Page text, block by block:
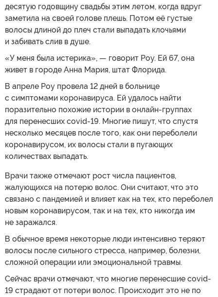
десятую годовщину свадьбы этим летом, когда вдруг
заметила на своей голове плешь. Потом её густые
волосы длиной до плеч стали выпадать клочьями
и забивать слив в душе.
«У меня была истерика», — говорит Роу. Ей 67, она
живет в городе Анна Мария, штат Флорида.
В апреле Роу провела 12 дней в больнице
с симптомами коронавируса. Ей удалось найти
поразительно похожие истории в онлайн-группах
для перенесших covid-19. Многие пишут, что спустя
несколько месяцев после того, как они переболели
коронавирусом, их волосы стали в пугающих
количествах выпадать.
Врачи также отмечают рост числа пациентов,
жалующихся на потерю волос. Они считают, что это
связано с пандемией и влияет как на тех, кто переболел
новым коронавирусом, так и на тех, кто никогда им
не заражался.
В обычное время некоторые люди интенсивно теряют
волосы после сильного стресса, например, болезни,
сложной операции или эмоциональной травмы.
Сейчас врачи отмечают, что многие перенесшие covid-
19 страдают от потери волос. Происходит это не по